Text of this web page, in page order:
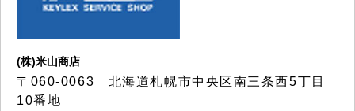
(株)米山商店
〒060-0063 北海道札幌市中央区南三条西5丁目
10番地